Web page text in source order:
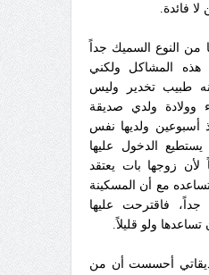
فائدة.
من النوع السميك جداً
المشاكل ولكني
طبيب تخدير وليس
ولدي صديقة
أسبوعين ولديها نفس
يستطيع الدخول عليها
زوجها بات يعتقد
تساعده مع أن المسكينة
جداً، فاقترحت عليها
ولو قليلاً.
أحسست أن من